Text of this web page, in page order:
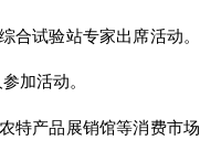
合试验站专家出席活动。
加活动。
特产品展销馆等消费市场